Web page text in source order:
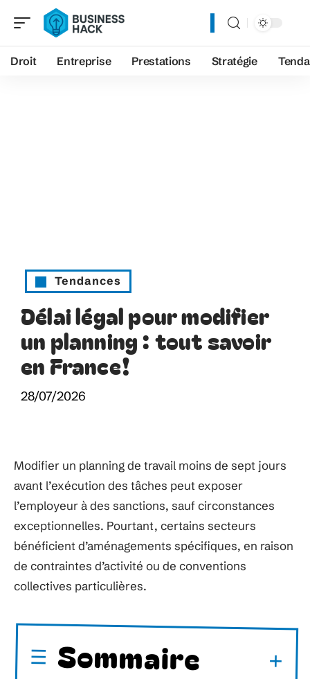
Droit Entreprise Prestations Stratégie
Tendances
Délai légal pour modifier
un planning : tout savoir
en France!
28/07/2026
Modifier un planning de travail moins de sept jours
avant l’exécution des tâches peut exposer
l’employeur à des sanctions, sauf circonstances
exceptionnelles. Pourtant, certains secteurs
bénéficient d’aménagements spécifiques, en raison
de contraintes d’activité ou de conventions
collectives particulières.
Sommaire